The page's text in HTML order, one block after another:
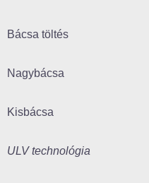
Bácsa töltés
Nagybácsa
Kisbácsa
ULV technológia